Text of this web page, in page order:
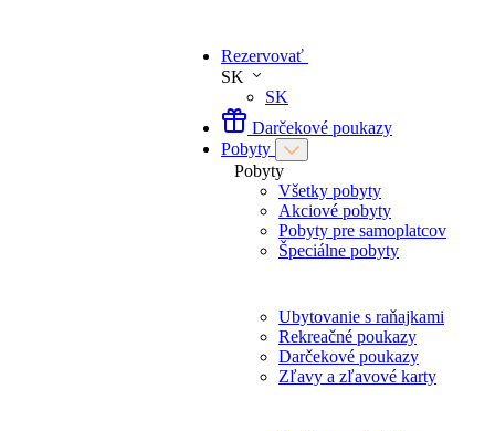
Rezervovať
SK
SK
Darčekové poukazy
Pobyty
Pobyty
Všetky pobyty
Akciové pobyty
Pobyty pre samoplatcov
Špeciálne pobyty
Ubytovanie s raňajkami
Rekreačné poukazy
Darčekové poukazy
Zľavy a zľavové karty